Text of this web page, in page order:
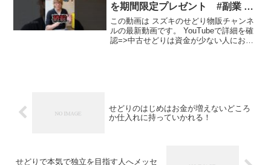
を期間限定プレゼント #副業 #3
つのせどりマニュアルを期間限定
プレゼント
この動画は スズキのせどり物販チャンネ
ルの最新動画です。 YouTubeで詳細を確
認=>中古せどりは資金が少ない人におす
せどりのはじめはお金が増えないどころ
か仕入れに持っていかれる！
せどりで本気で独立を目指す人へメッセ